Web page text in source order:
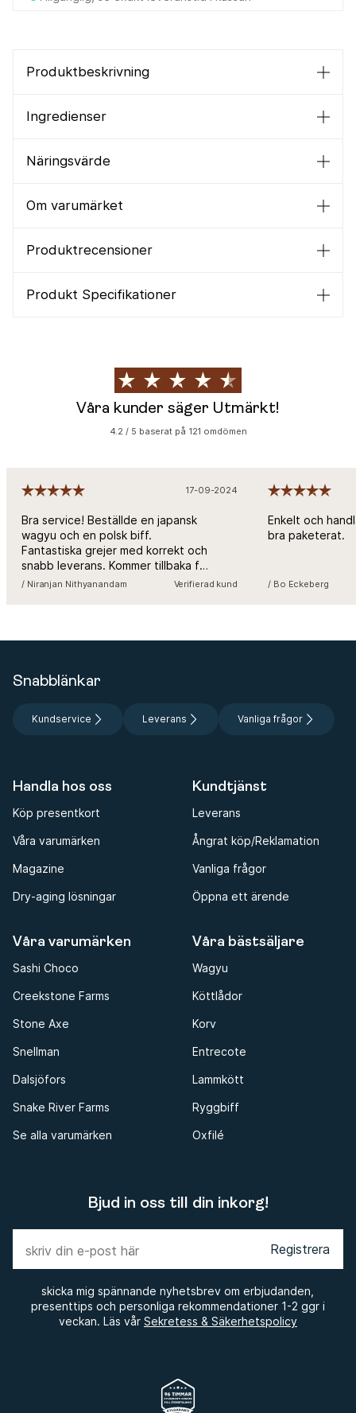
Produktbeskrivning
Ingredienser
Näringsvärde
Om varumärket
Produktrecensioner
Produkt Specifikationer
Våra kunder säger Utmärkt!
4.2 / 5 baserat på 121 omdömen
17-09-2024
Bra service! Beställde en japansk
wagyu och en polsk biff.
Fantastiska grejer med korrekt och
snabb leverans. Kommer tillbaka för
mer!
/ Niranjan Nithyanandam Verifierad kund
Enkelt och
bra paketerat.
/ Bo Eckeberg
Bjud in oss till din inkorg!
Registrera
skicka mig spännande nyhetsbrev om erbjudanden,
presenttips och personliga rekommendationer 1-2 ggr i
veckan. Läs vår Sekretess & Säkerhetspolicy
Handla hos oss
Köp presentkort
Våra varumärken
Magazine
Dry-aging lösningar
Kundtjänst
Leverans
Ångrat köp/Reklamation
Vanliga frågor
Öppna ett ärende
Våra varumärken
Sashi Choco
Creekstone Farms
Stone Axe
Snellman
Dalsjöfors
Snake River Farms
Se alla varumärken
Våra bästsäljare
Wagyu
Köttlådor
Korv
Entrecote
Lammkött
Ryggbiff
Oxfilé
Snabblänkar
Kundservice Leverans Vanliga frågor